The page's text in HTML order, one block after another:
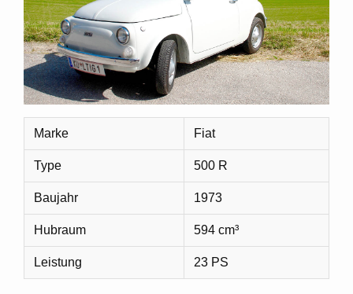
Marke Fiat
Type 500 R
Baujahr 1973
Hubraum 594 cm³
Leistung 23 PS